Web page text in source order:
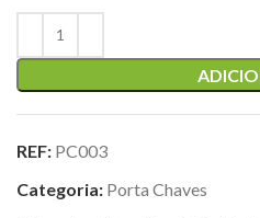
REF: PC003
Categoria: Porta Chaves